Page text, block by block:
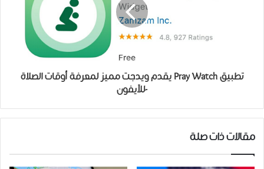
تطبيق Pray Watch يقدم ويدجت مميز لمعرفة أوقات الصلاة
-للآيفون
مقالات ذات صلة